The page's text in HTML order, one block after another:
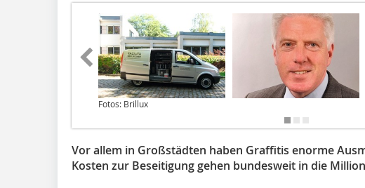
Fotos: Brillux
Vor allem in Großstädten haben Graffitis enorme
Kosten zur Beseitigung gehen bundesweit in die